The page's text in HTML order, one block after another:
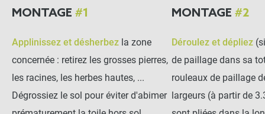
MONTAGE #1
Applinissez et désherbez la zone
concernée : retirez les grosses pierres,
les racines, les herbes hautes, ...
Dégrossiez le sol pour éviter d'abimer
MONTAGE #2
Déroulez et dépliez
de paillage dans sa
rouleaux de paillage
largeurs (à partir de